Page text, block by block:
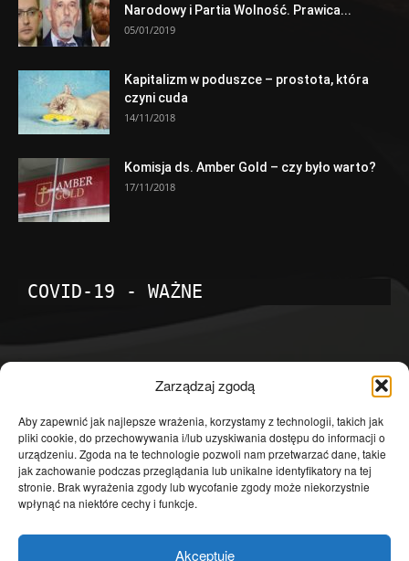
Zarządzaj zgodą
Aby zapewnić jak najlepsze wrażenia, korzystamy z technologii, takich jak
pliki cookie, do przechowywania i/lub uzyskiwania dostępu do informacji o
urządzeniu. Zgoda na te technologie pozwoli nam przetwarzać dane, takie
jak zachowanie podczas przeglądania lub unikalne identyfikatory na tej
stronie. Brak wyrażenia zgody lub wycofanie zgody może niekorzystnie
wpłynąć na niektóre cechy i funkcje.
Akceptuję
Narodowy i Partia Wolność. Prawica...
05/01/2019
Kapitalizm w poduszce – prostota, która
czyni cuda
14/11/2018
Komisja ds. Amber Gold – czy było warto?
17/11/2018
COVID-19 - WAŻNE
Temat dnia
4601
Publicystyka
4363
Polityka
3639
Polska
Społeczeństwo
2823